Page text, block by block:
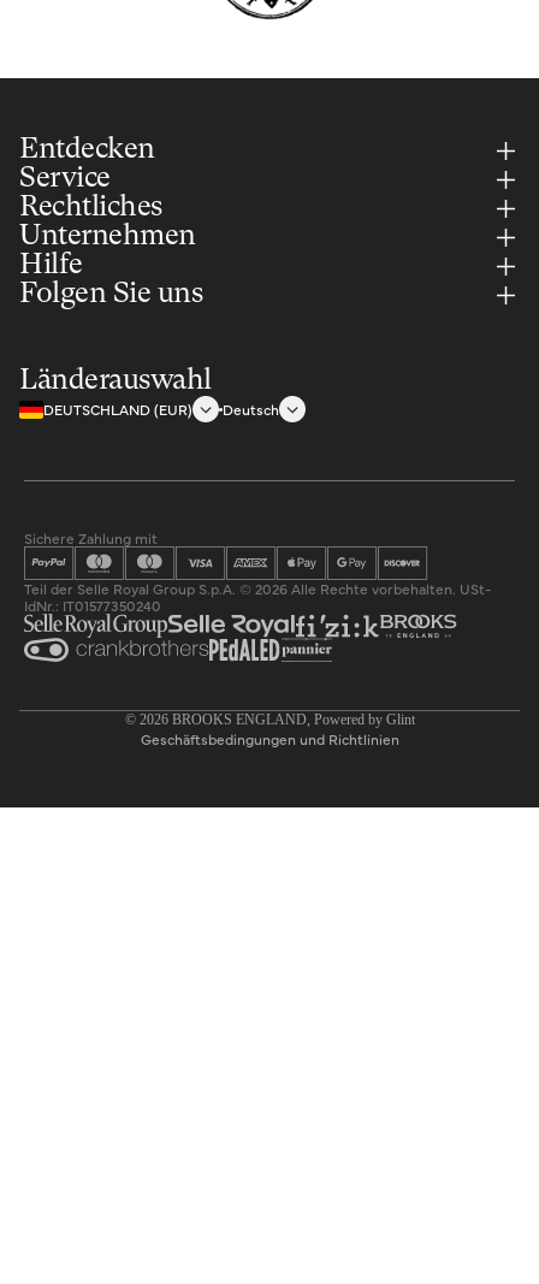
Entdecken
Service
Rechtliches
Unternehmen
Hilfe
Folgen Sie uns
Länderauswahl
DEUTSCHLAND (EUR) Deutsch
Sichere Zahlung mit
Teil der Selle Royal Group S.p.A. © 2026 Alle Rechte vorbehalten. USt-
IdNr.: IT01577350240
© 2026 BROOKS ENGLAND, Powered by Glint
Geschäftsbedingungen und Richtlinien